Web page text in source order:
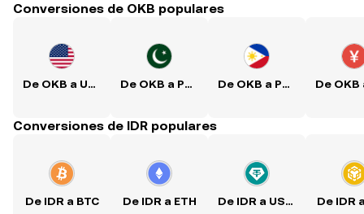
Conversiones de OKB populares
De OKB a USD De OKB a PKR De OKB a PHP
Conversiones de IDR populares
De IDR a BTC De IDR a ETH De IDR a USDT De IDR